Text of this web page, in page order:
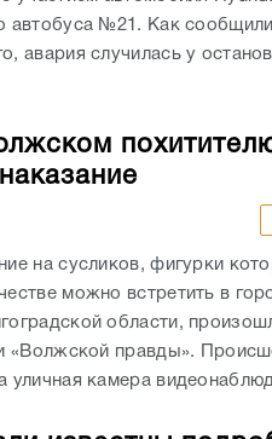
автобуса №21. Как
авария случилась у
на сусликов, фигурки
можно встретить в
области,
«Волжской правды».
уличная камера